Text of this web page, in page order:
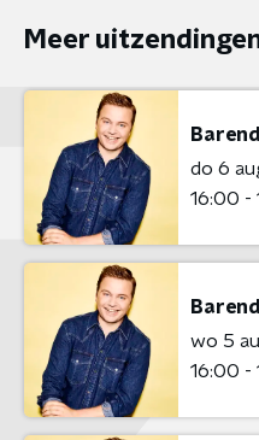
Meer
do 6
16:00 -
wo 5
16:00 -